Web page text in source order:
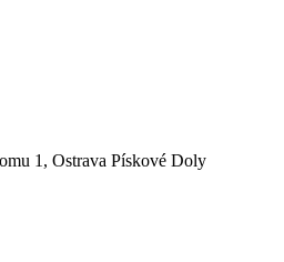
1, Ostrava Pískové Doly